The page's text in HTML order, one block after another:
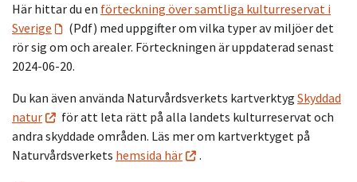
Här hittar du en förteckning över samtliga kulturreservat i
Sverige
(Pdf) med uppgifter om vilka typer av miljöer det
rör sig om och arealer. Förteckningen är uppdaterad senast
2024-06-20.
Du kan även använda Naturvårdsverkets kartverktyg Skyddad
natur
för att leta rätt på alla landets kulturreservat och
andra skyddade områden. Läs mer om kartverktyget på
Naturvårdsverkets hemsida här .